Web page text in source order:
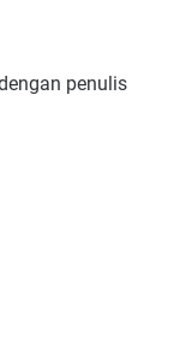
penulis